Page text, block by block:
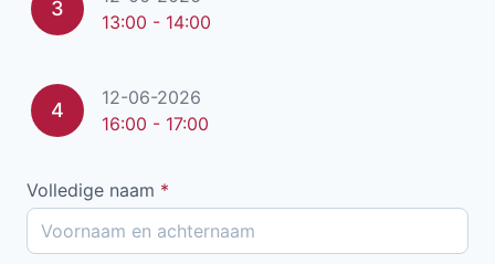
3
13:00 - 14:00
4
12-06-2026
16:00 - 17:00
Volledige naam *